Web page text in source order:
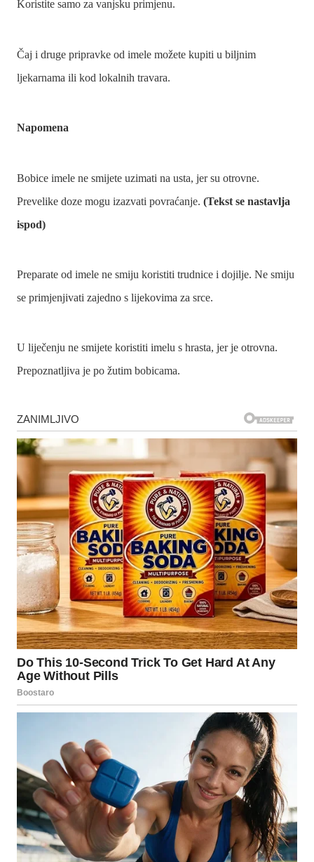
Koristite samo za vanjsku primjenu.
Čaj i druge pripravke od imele možete kupiti u biljnim
ljekarnama ili kod lokalnih travara.
Napomena
Bobice imele ne smijete uzimati na usta, jer su otrovne.
Prevelike doze mogu izazvati povraćanje. (Tekst se nastavlja
ispod)
Preparate od imele ne smiju koristiti trudnice i dojilje. Ne smiju
se primjenjivati zajedno s lijekovima za srce.
U liječenju ne smijete koristiti imelu s hrasta, jer je otrovna.
Prepoznatljiva je po žutim bobicama.